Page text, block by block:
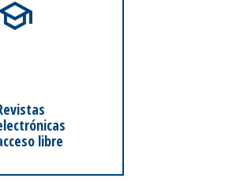
libre